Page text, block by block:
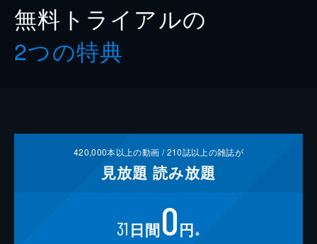
無料トライアルの
2つの特典
420,000本以上の動画 /210誌以上の雑誌が
見放題 読み放題
31 日間0円 ※